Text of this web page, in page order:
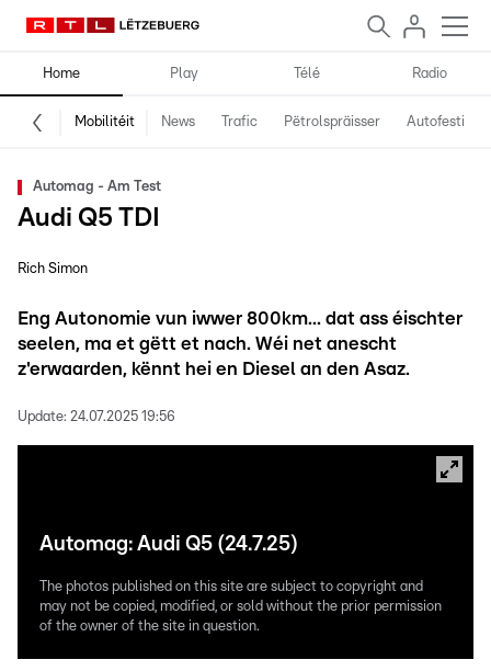
Home Play Télé Radio
Mobilitéit News Trafic Pëtrolspräisser Autofestival
Automag - Am Test
Audi Q5 TDI
Rich Simon
Eng Autonomie vun iwwer 800km... dat ass éischter
seelen, ma et gëtt et nach. Wéi net anescht
z'erwaarden, kënnt hei en Diesel an den Asaz.
Update: 24.07.2025 19:56
Automag: Audi Q5 (24.7.25)
The photos published on this site are subject to copyright and
may not be copied, modified, or sold without the prior permission
of the owner of the site in question.